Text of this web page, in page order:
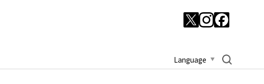
Language